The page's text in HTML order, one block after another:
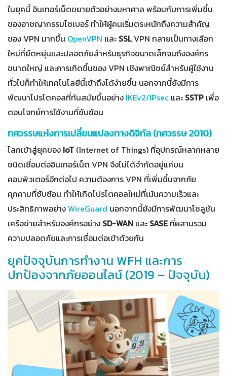
ในยุคนี้ อินเทอร์เน็ตขยายตัวอย่างมหาศาล พร้อมกับการเพิ่มขึ้น
ของอาชญากรรมไซเบอร์ ทำให้ผู้คนเริ่มตระหนักถึงความสำคัญ
ของ VPN มากขึ้น OpenVPN และ SSLVPN กลายเป็นทางเลือก
ใหม่ที่ยืดหยุ่นและปลอดภัยสำหรับธุรกิจขนาดเล็กจนถึงองค์กร
ขนาดใหญ่ และการเกิดขึ้นของ VPN เชิงพาณิชย์สำหรับผู้ใช้งาน
ทั่วไปก็ทำให้เทคโนโลยีนี้เข้าถึงได้ง่ายขึ้น นอกจากนี้ยังมีการ
พัฒนาโปรโตคอลที่ทันสมัยขึ้นอย่าง IKEv2/IPsec และ SSTP เพื่อ
ตอบโจทย์การใช้งานที่ซับซ้อน
ทศวรรษแห่งการเปลี่ยนแปลงทางดิจิทัล (ทศวรรษ 2010)
โลกเข้าสู่ยุคของ IoT (Internet of Things) ที่อุปกรณ์หลากหลาย
ชนิดเชื่อมต่ออินเทอร์เน็ต VPN จึงไม่ได้จำกัดอยู่แค่บน
คอมพิวเตอร์อีกต่อไป ความต้องการ VPN ที่เพิ่มขึ้นจากภัย
คุกคามที่ซับซ้อน ทำให้เกิดโปรโตคอลใหม่ที่เน้นความเร็วและ
ประสิทธิภาพอย่างWireGuard นอกจากนี้ยังมีการพัฒนาโซลูชัน
เครือข่ายสำหรับองค์กรอย่าง SD-WAN และ SASE ที่ผสานรวม
ความปลอดภัยและการเชื่อมต่อเข้าด้วยกัน
ยุคปัจจุบันการทำงาน WFH และการ
ปกป้องจากภัยออนไลน์ (2019 – ปัจจุบัน)